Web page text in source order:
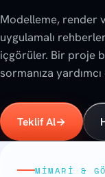
Modelleme, render
uygulamalı
içgörüler. Bir proje
sormanıza
Teklif Al→
MIMARI &